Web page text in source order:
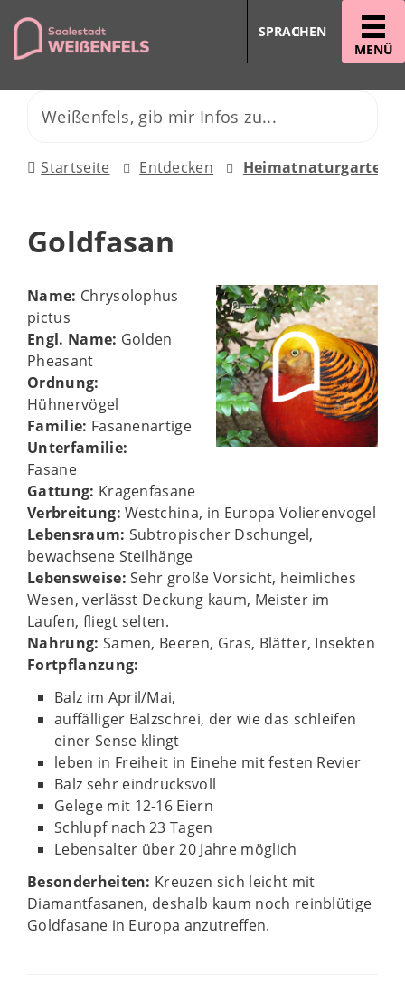
MENÜ
SPRACHEN
Startseite Entdecken Heimatnaturgarten
Goldfasan
Name: Chrysolophus
pictus
Engl. Name: Golden
Pheasant
Ordnung:
Hühnervögel
Familie: Fasanenartige
Unterfamilie:
Fasane
Gattung: Kragenfasane
Verbreitung:Westchina, in Europa Volierenvogel
Lebensraum: Subtropischer Dschungel,
bewachsene Steilhänge
Lebensweise:Sehr große Vorsicht, heimliches
Wesen, verlässt Deckung kaum, Meister im
Laufen, fliegt selten.
Nahrung: Samen, Beeren, Gras, Blätter, Insekten
Fortpflanzung:
Balz im April/Mai,
auffälliger Balzschrei, der wie das schleifen
einer Sense klingt
leben in Freiheit in Einehe mit festen Revier
Balz sehr eindrucksvoll
Gelege mit 12-16 Eiern
Schlupf nach 23 Tagen
Lebensalter über 20 Jahre möglich
Besonderheiten: Kreuzen sich leicht mit
Diamantfasanen, deshalb kaum noch reinblütige
Goldfasane in Europa anzutreffen.